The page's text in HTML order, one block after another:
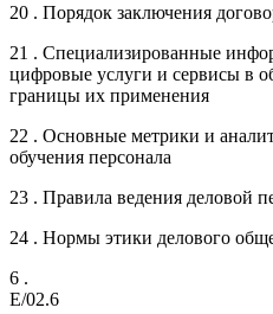
20 . Порядок заключения
21 . Специализированные
цифровые услуги и сервисы в
границы их применения
22 . Основные метрики и
обучения персонала
23 . Правила ведения деловой
24 . Нормы этики делового
6 .
E/02.6